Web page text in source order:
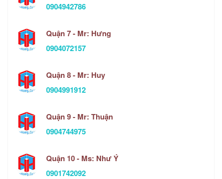
0904942786
Quận 7 - Mr: Hưng
0904072157
Quận 8 - Mr: Huy
0904991912
Quận 9 - Mr: Thuận
0904744975
Quận 10 - Ms: Như Ý
0901742092